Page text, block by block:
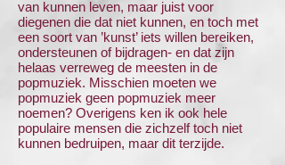
van kunnen leven, maar juist voor
diegenen die dat niet kunnen, en toch met
een soort van ’kunst’ iets willen bereiken,
ondersteunen of bijdragen- en dat zijn
helaas verreweg de meesten in de
popmuziek. Misschien moeten we
popmuziek geen popmuziek meer
noemen? Overigens ken ik ook hele
populaire mensen die zichzelf toch niet
kunnen bedruipen, maar dit terzijde.